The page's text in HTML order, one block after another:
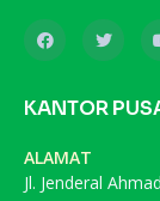
KANTOR
ALAMAT
Jl. Jenderal